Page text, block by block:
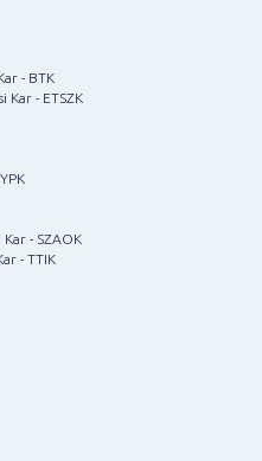
- BTK
Kar - ETSZK
- SZAOK
- TTIK